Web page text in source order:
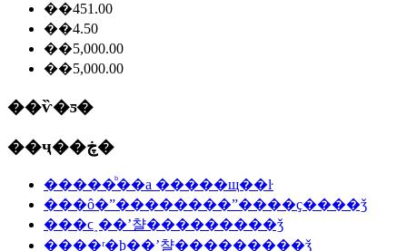
��451.00
��4.50
��5,000.00
��5,000.00
��ѷ�ƽ�
��ҷ��ڿ�
�����ᷨ��a �����щ��ŀ
���ô�ˮ��������ˮ����ҫ����ǯ
���ϲ˰��ʼ챨���������ǯ
����ʳ�þ��ʼ챨���������ǯ